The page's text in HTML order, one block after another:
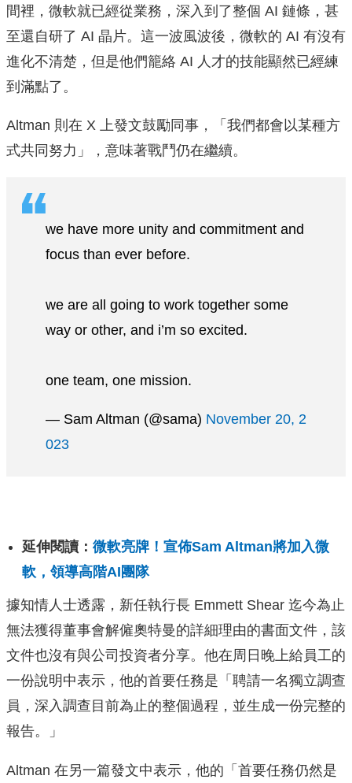
間裡，微軟就已經從業務，深入到了整個 AI 鏈條，甚
至還自研了 AI 晶片。這一波風波後，微軟的 AI 有沒有
進化不清楚，但是他們籠絡 AI 人才的技能顯然已經練
到滿點了。
Altman 則在 X 上發文鼓勵同事，「我們都會以某種方
式共同努力」，意味著戰鬥仍在繼續。
we have more unity and commitment and
focus than ever before.
we are all going to work together some
way or other, and i’m so excited.
one team, one mission.
— Sam Altman (@sama) November 20, 2
023
延伸閱讀： 微軟亮牌！宣佈Sam Altman將加入微
軟，領導高階AI團隊
據知情人士透露，新任執行長 Emmett Shear 迄今為止
無法獲得董事會解僱奧特曼的詳細理由的書面文件，該
文件也沒有與公司投資者分享。他在周日晚上給員工的
一份說明中表示，他的首要任務是「聘請一名獨立調查
員，深入調查目前為止的整個過程，並生成一份完整的
報告。」
Altman 在另一篇發文中表示，他的「首要任務仍然是